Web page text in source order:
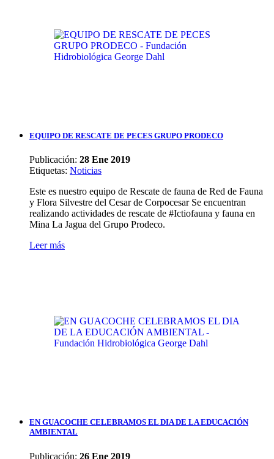
EQUIPO DE RESCATE DE PECES GRUPO PRODECO
Publicación: 28 Ene 2019
Etiquetas: Noticias
Este es nuestro equipo de Rescate de fauna de Red de Fauna
y Flora Silvestre del Cesar de Corpocesar Se encuentran
realizando actividades de rescate de #Ictiofauna y fauna en
Mina La Jagua del Grupo Prodeco.
Leer más
EN GUACOCHE CELEBRAMOS EL DIA DE LA EDUCACIÓN
AMBIENTAL
Publicación: 26 Ene 2019